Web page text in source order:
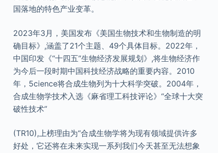
国落地的特色产业变革。
2023年3月，美国发布《美国生物技术和生物制造的明
确目标》,涵盖了21个主题、49个具体目标。2022年，
中国印发《“十四五”生物经济发展规划》,将生物经济作
为今后一段时期中国科技经济战略的重要内容。2010
年，5cience将合成生物列为十大科学突破。2004年，
合成生物学技术入选《麻省理工科技评论》“全球十大突
破性技术”
(TR10),上榜理由为“合成生物学将为现有领域提供许多
好处，它还将在未来实现一系列我们今天甚至无法想象